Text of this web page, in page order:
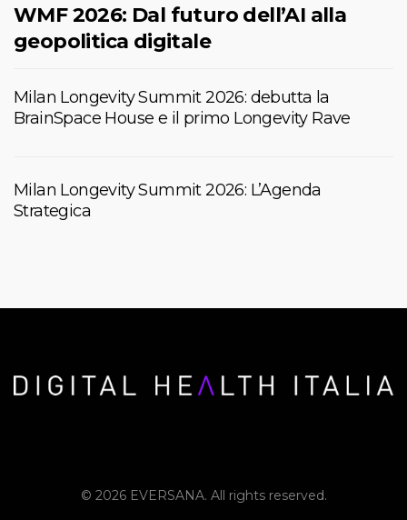
WMF 2026: Dal futuro dell’AI alla
geopolitica digitale
Milan Longevity Summit 2026: debutta la
BrainSpace House e il primo Longevity Rave
Milan Longevity Summit 2026: L’Agenda
Strategica
© 2026 EVERSANA. All rights reserved.